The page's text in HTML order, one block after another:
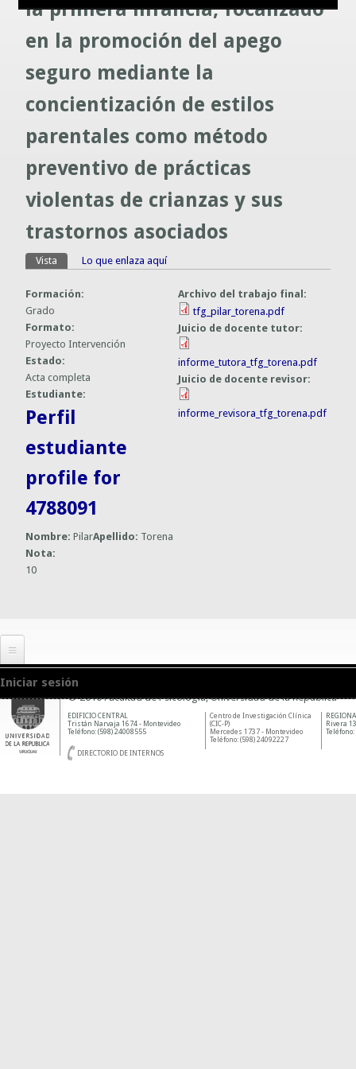
Guías prácticas o proyectos
Guías UCO
la primera infancia, focalizado
en la promoción del apego
seguro mediante la
concientización de estilos
parentales como método
preventivo de prácticas
violentas de crianzas y sus
trastornos asociados
Solapas principales
Vista (solapa activa)
Lo que enlaza aquí
Formación:
Grado
Formato:
Proyecto Intervención
Estado:
Acta completa
Estudiante:
Perfil
estudiante
profile for
4788091
Nombre:PilarApellido: Torena
Nota:
10
Archivo del trabajo final:
tfg_pilar_torena.pdf
Juicio de docente tutor:
informe_tutora_tfg_torena.pdf
Juicio de docente revisor:
informe_revisora_tfg_torena.pdf
Iniciar sesión
© 2010 Facultad de Psicología, Universidad de la República
Rivera
Teléfono:
Centro de Investigación Clínica
(CIC-P)
Mercedes 1737 - Montevideo
Teléfono: (598) 24092227
EDIFICIO CENTRAL
Tristán Narvaja 1674 - Montevideo
Teléfono: (598) 24008555
DIRECTORIO DE INTERNOS